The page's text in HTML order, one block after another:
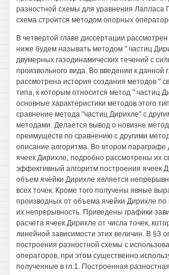
разностной схемы для уравнения Лапласа
схема строится методом опорных
В четвертой главе диссертации
ниже будем называть методом " частиц
двумерных газодинамических течений с
произвольного вида. Во введении к данной
рассмотрена история создания методов "
типа, к которым относится метод " частиц
основные характеристики методов этого
сравнение метода "частиц Дирихле" с
методами. Делается вывод о новизне
преимуществ по сравнению с другими
описание алгоритма. Во втором
ячеек Дирихле, подробно рассмотрены их
эффективный алгоритм построения ячеек
объем ячейки Дирихле является
всех точек. Кроме того получены явные
производных от объема ячейки Дирихле по
их непрерывность. Приведены графики
расчета ячеек Дирихле от числа точек,
линейной зависимости этих величин. В §3
построения разностной схемы с
операторов, при этом существенно
полученные в гл.1. Построенная разностная